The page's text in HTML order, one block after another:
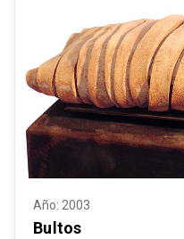
Año: 2003
Bultos